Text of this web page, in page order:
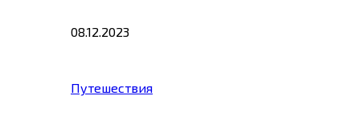
08.12.2023
Путешествия